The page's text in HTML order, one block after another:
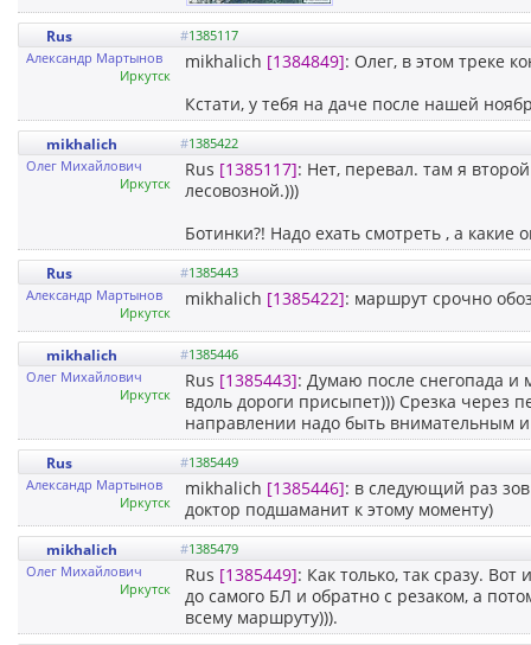
Rus #1385117
Александр Мартынов
Иркутск
mikhalich [1384849]: Олег, в этом треке
Кстати, у тебя на даче после нашей
mikhalich #1385422
Олег Михайлович
Иркутск
Rus [1385117]: Нет, перевал. там я
лесовозной.)))
Ботинки?! Надо ехать смотреть , а какие
Rus #1385443
Александр Мартынов
Иркутск
mikhalich [1385422]: маршрут срочно
mikhalich #1385446
Олег Михайлович
Иркутск
Rus [1385443]: Думаю после снегопада и
вдоль дороги присыпет))) Срезка через
направлении надо быть внимательным
Rus #1385449
Александр Мартынов
Иркутск
mikhalich [1385446]: в следующий раз
доктор подшаманит к этому моменту)
mikhalich #1385479
Олег Михайлович
Иркутск
Rus [1385449]: Как только, так сразу.
до самого БЛ и обратно с резаком, а
всему маршруту))).